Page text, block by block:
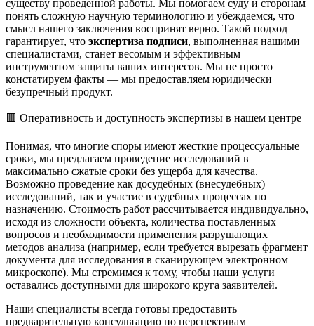
существу проведенной работы. Мы помогаем суду и сторонам
понять сложную научную терминологию и убеждаемся, что
смысл нашего заключения воспринят верно. Такой подход
гарантирует, что экспертиза подписи, выполненная нашими
специалистами, станет весомым и эффективным
инструментом защиты ваших интересов. Мы не просто
констатируем факты — мы предоставляем юридически
безупречный продукт.
🟥 Оперативность и доступность экспертизы в нашем центре
Понимая, что многие споры имеют жесткие процессуальные
сроки, мы предлагаем проведение исследований в
максимально сжатые сроки без ущерба для качества.
Возможно проведение как досудебных (внесудебных)
исследований, так и участие в судебных процессах по
назначению. Стоимость работ рассчитывается индивидуально,
исходя из сложности объекта, количества поставленных
вопросов и необходимости применения разрушающих
методов анализа (например, если требуется вырезать фрагмент
документа для исследования в сканирующем электронном
микроскопе). Мы стремимся к тому, чтобы наши услуги
оставались доступными для широкого круга заявителей.
Наши специалисты всегда готовы предоставить
предварительную консультацию по перспективам